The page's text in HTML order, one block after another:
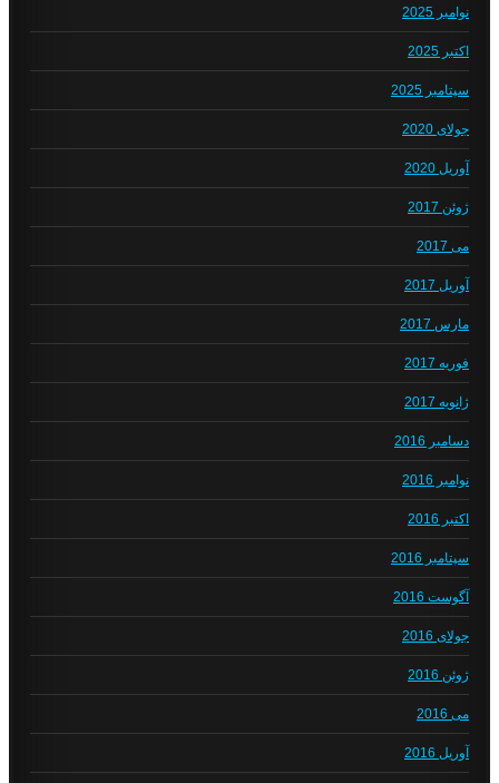
نوامبر 2025
اکتبر 2025
سپتامبر 2025
جولای 2020
آوریل 2020
ژوئن 2017
می 2017
آوریل 2017
مارس 2017
فوریه 2017
ژانویه 2017
دسامبر 2016
نوامبر 2016
اکتبر 2016
سپتامبر 2016
آگوست 2016
جولای 2016
ژوئن 2016
می 2016
آوریل 2016